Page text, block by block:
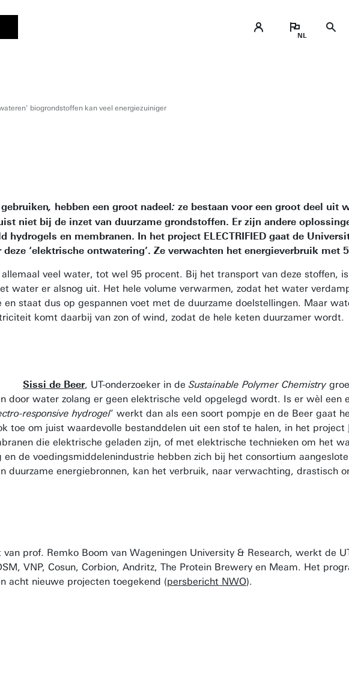
biogrondstoffen kan veel energiezuiniger
, hebben een groot nadeel: ze bestaan voor een groot deel uit
niet bij de inzet van duurzame grondstoffen. Er zijn andere
en membranen. In het project ELECTRIFIED gaat de
‘elektrische ontwatering’. Ze verwachten het energieverbruik
veel water, tot wel 95 procent. Bij het transport van deze stoffen,
water er alsnog uit. Het hele volume verwarmen, zodat het water
staat dus op gespannen voet met de duurzame doelstellingen. Maar
komt daarbij van zon of wind, zodat de hele keten duurzamer wordt.
Sissi de Beer, UT-onderzoeker in de Sustainable Polymer Chemistry
door water zolang er geen elektrische veld opgelegd wordt. Is er wèl een
responsive hydrogel’ werkt dan als een soort pompje en de Beer gaat
toe om juist waardevolle bestanddelen uit een stof te halen, in het project
die elektrische geladen zijn, of met elektrische technieken om het
de voedingsmiddelenindustrie hebben zich bij het consortium
energiebronnen, kan het verbruik, naar verwachting, drastisch
prof. Remko Boom van Wageningen University & Research, werkt de
VNP, Cosun, Corbion, Andritz, The Protein Brewery en Meam. Het
acht nieuwe projecten toegekend (persbericht NWO).